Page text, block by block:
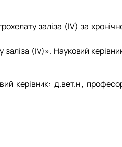
заліза (IV) за
заліза (IV)». Науковий
керівник: д.вет.н.,